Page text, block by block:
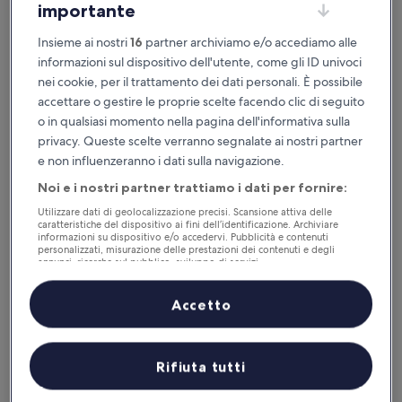
Costamante Suites & Spa
Struttura
stelle
2,7 km da Stazione di Castellammare del Golfo
10.0
10,
Eccezionale,
(32
10/10 Eccezionale (32 recensioni)
Il
prezzo
238 €
238 €
tasse e oneri inclusi
Casale Ginisara
importante
Insieme ai nostri16 partner archiviamo e/o accediamo alle
informazioni sul dispositivo dell'utente, come gli ID univoci
nei cookie, per il trattamento dei dati personali. È possibile
accettare o gestire le proprie scelte facendo clic di seguito
o in qualsiasi momento nella pagina dell'informativa sulla
privacy. Queste scelte verranno segnalate ai nostri partner
e non influenzeranno i dati sulla navigazione.
Noi e i nostri partner trattiamo i dati per fornire:
Utilizzare dati di geolocalizzazione precisi. Scansione attiva delle
caratteristiche del dispositivo ai fini dell’identificazione. Archiviare
informazioni su dispositivo e/o accedervi. Pubblicità e contenuti
personalizzati, misurazione delle prestazioni dei contenuti e degli
annunci, ricerche sul pubblico, sviluppo di servizi.
Elenco dei partner (fornitori)
Rifiuta tutti
Accetto